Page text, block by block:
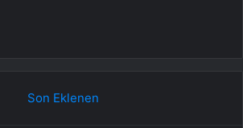
Son Eklenen